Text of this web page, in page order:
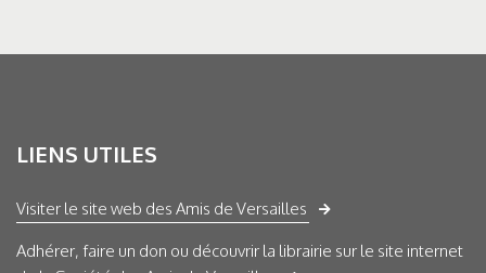
LIENS UTILES
Visiter le site web des Amis de Versailles
Adhérer, faire un don ou découvrir la librairie sur le site internet